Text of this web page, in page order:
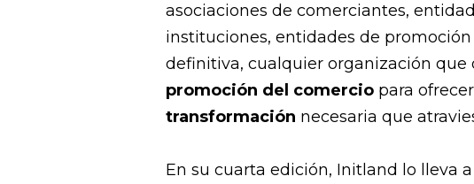
asociaciones de comerciantes,
instituciones, entidades de
definitiva, cualquier organización que
promoción del comercio para
transformación necesaria que
En su cuarta edición, Initland lo lleva